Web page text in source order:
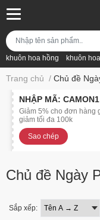
khuôn hoa hồng khuôn
Trang chủ / Chủ đề
NHẬP MÃ: CAMON1
Giảm 5% cho đơn hàng
giảm tối đa 100k
Sao chép
Chủ đề Ngày
Sắp xếp: